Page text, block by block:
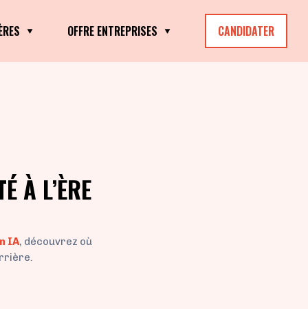
OFFRE ENTREPRISES CANDIDATER